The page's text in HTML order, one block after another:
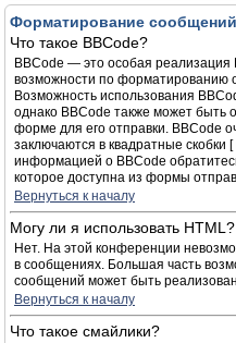
Форматирование
Что такое BBCode?
BBCode — это особая
возможности по форматированию
Возможность использования
однако BBCode также может быть
форме для его отправки. BBCode
заключаются в квадратные скобки
информацией о BBCode
которое доступна из формы
Вернуться к началу
Могу ли я использовать HTML?
Нет. На этой конференции
в сообщениях. Большая часть
сообщений может быть
Вернуться к началу
Что такое смайлики?